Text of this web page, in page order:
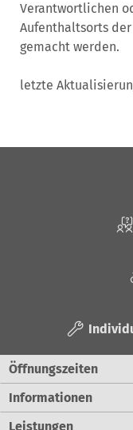
Verantwortlichen
Aufenthaltsorts
gemacht werden.
letzte
Öffnungszeiten
Informationen
Leistungen